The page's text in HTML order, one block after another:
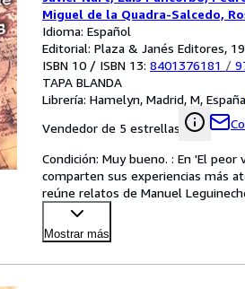
Miguel de la Quadra-Salcedo,
Sarmiento, Jesús Torbado
Idioma: Español
Editorial: Plaza & Janés Editores,
ISBN 10 / ISBN 13: 8401376181 /
TAPA BLANDA
Librería: Hamelyn, Madrid, M, España
Vendedor de 5 estrellas
Condición: Muy bueno. : En 'El
comparten sus experiencias más
reúne relatos de Manuel
Mostrar más